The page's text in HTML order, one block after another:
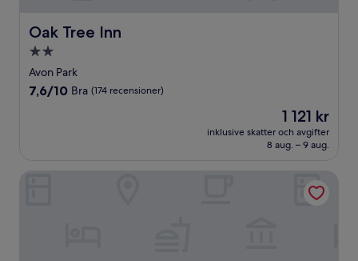
Oak Tree Inn
Oak Tree Inn
2.0-
stjärnigt
boende
Avon Park
7.6
7,6/10 Bra (174 recensioner)
Priset
är
1 121 kr
1 121 kr
inklusive skatter och avgifter
8 aug. – 9 aug.